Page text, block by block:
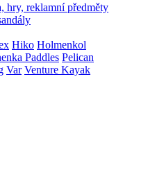
hry, reklamní předměty
Hiko Holmenkol
Paddles Pelican
Var Venture Kayak